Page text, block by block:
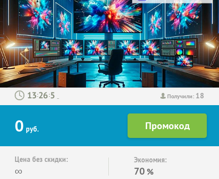
Получили: 18
: :
0 руб.
Цена без скидки:
∞
Экономия:
70 %